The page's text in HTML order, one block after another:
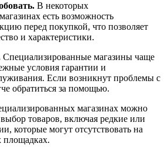
В некоторых
есть возможность
перед покупкой, что позволяет
и характеристики.
Специализированные магазины чаще
условия гарантии и
Если возникнут проблемы с
обратиться за помощью.
магазинах можно
товаров, включая редкие или
которые могут отсутствовать на
площадках.